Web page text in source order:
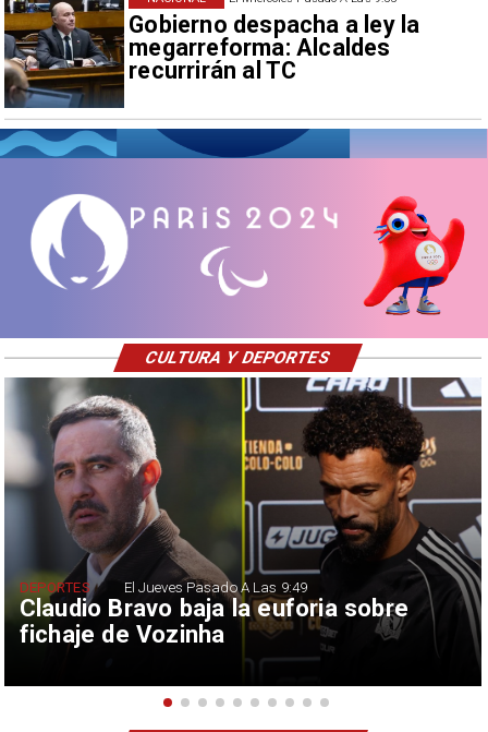
Gobierno despacha a ley la
megarreforma: Alcaldes
recurrirán al TC
Claudio Bravo baja la euforia sobre
fichaje de Vozinha
DEPORTES El Jueves Pasado A Las 9:49
CULTURA Y DEPORTES